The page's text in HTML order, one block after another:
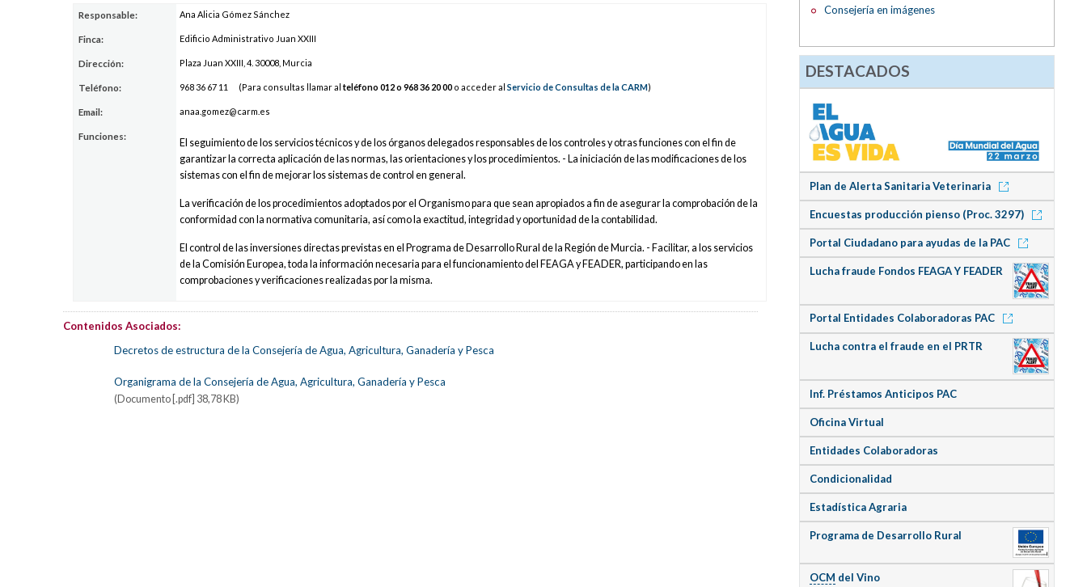
Responsable: Ana Alicia Gómez Sánchez
Finca: Edificio Administrativo Juan XXIII
Dirección: Plaza Juan XXIII, 4. 30008, Murcia
Teléfono: 968 36 67 11 (Para consultas llamar alteléfono 012 o 96836 20 00 o acceder alServicio de Consultas de la CARM)
Email: anaa.gomez@carm.es
Funciones:
El seguimiento de los servicios técnicos y de los órganos delegados responsables de los controles y otras funciones con el fin de
garantizar la correcta aplicación de las normas, las orientaciones y los procedimientos. - La iniciación de las modificaciones de los
sistemas con el fin de mejorar los sistemas de control en general.
La verificación de los procedimientos adoptados por el Organismo para que sean apropiados a fin de asegurar la comprobación de la
conformidad con la normativa comunitaria, así como la exactitud, integridad y oportunidad de la contabilidad.
El control de las inversiones directas previstas en el Programa de Desarrollo Rural de la Región de Murcia. - Facilitar, a los servicios
de la Comisión Europea, toda la información necesaria para el funcionamiento del FEAGA y FEADER, participando en las
comprobaciones y verificaciones realizadas por la misma.
Contenidos Asociados:
Decretos de estructura de la Consejería de Agua, Agricultura, Ganadería y Pesca
Organigrama de la Consejería de Agua, Agricultura, Ganadería y Pesca
(Documento [.pdf] 38,78 KB)
Consejería en imágenes
DESTACADOS
Plan de Alerta Sanitaria Veterinaria
Encuestas producción pienso (Proc. 3297)
Portal Ciudadano para ayudas de la PAC
Lucha fraude Fondos FEAGA Y FEADER
Portal Entidades Colaboradoras PAC
Lucha contra el fraude en el PRTR
Inf. Préstamos Anticipos PAC
Oficina Virtual
Entidades Colaboradoras
Condicionalidad
Estadística Agraria
Programa de Desarrollo Rural
OCM del Vino